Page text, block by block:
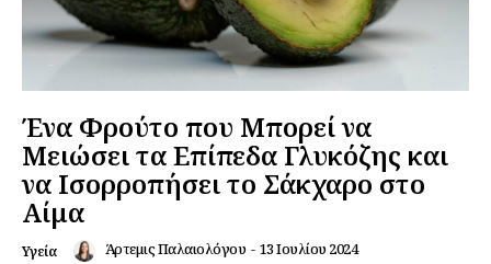
Ένα Φρούτο που Μπορεί να
Μειώσει τα Επίπεδα Γλυκόζης και
να Ισορροπήσει το Σάκχαρο στο
Αίμα
Υγεία Άρτεμις Παλαιολόγου - 13 Ιουλίου 2024